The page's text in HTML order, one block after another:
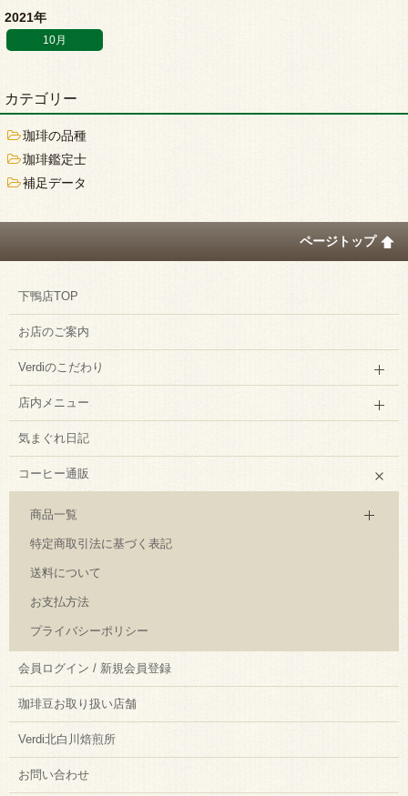
2021年
10月
カテゴリー
珈琲の品種
珈琲鑑定士
補足データ
ページトップ
下鴨店TOP
お店のご案内
Verdiのこだわり
店内メニュー
気まぐれ日記
コーヒー通販
商品一覧
特定商取引法に基づく表記
送料について
お支払方法
プライバシーポリシー
会員ログイン / 新規会員登録
珈琲豆お取り扱い店舗
Verdi北白川焙煎所
お問い合わせ